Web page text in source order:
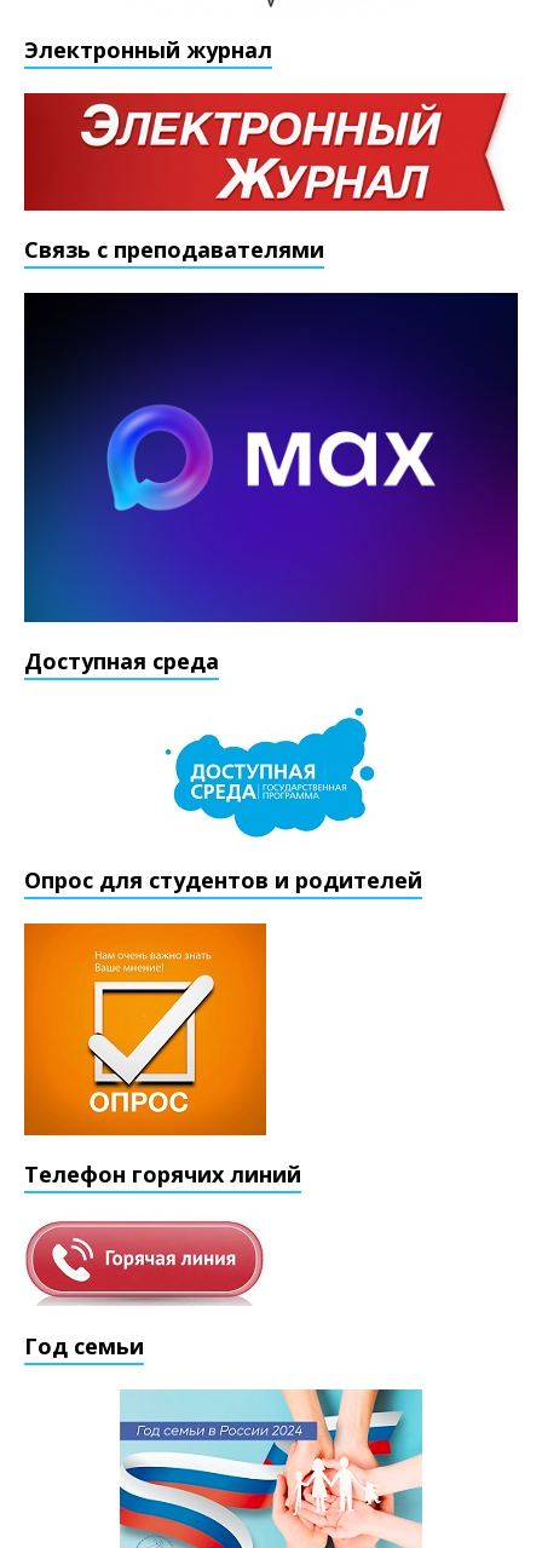
Электронный журнал
Связь с преподавателями
Доступная среда
Опрос для студентов и родителей
Телефон горячих линий
Год семьи